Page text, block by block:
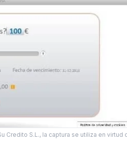
Credito S.L., la captura se utiliza en virtud